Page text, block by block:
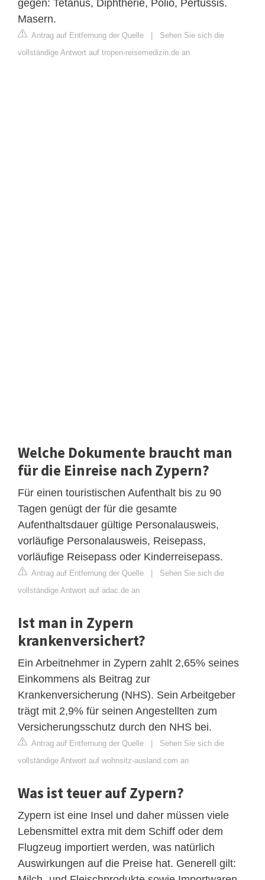
gegen: Tetanus, Diphtherie, Polio, Pertussis.
Masern.
Antrag auf Entfernung der Quelle | Sehen Sie sich die
vollständige Antwort auf tropen-reisemedizin.de an
Welche Dokumente braucht man
für die Einreise nach Zypern?
Für einen touristischen Aufenthalt bis zu 90
Tagen genügt der für die gesamte
Aufenthaltsdauer gültige Personalausweis,
vorläufige Personalausweis, Reisepass,
vorläufige Reisepass oder Kinderreisepass.
Antrag auf Entfernung der Quelle | Sehen Sie sich die
vollständige Antwort auf adac.de an
Ist man in Zypern
krankenversichert?
Ein Arbeitnehmer in Zypern zahlt 2,65% seines
Einkommens als Beitrag zur
Krankenversicherung (NHS). Sein Arbeitgeber
trägt mit 2,9% für seinen Angestellten zum
Versicherungsschutz durch den NHS bei.
Antrag auf Entfernung der Quelle | Sehen Sie sich die
vollständige Antwort auf wohnsitz-ausland.com an
Was ist teuer auf Zypern?
Zypern ist eine Insel und daher müssen viele
Lebensmittel extra mit dem Schiff oder dem
Flugzeug importiert werden, was natürlich
Auswirkungen auf die Preise hat. Generell gilt: